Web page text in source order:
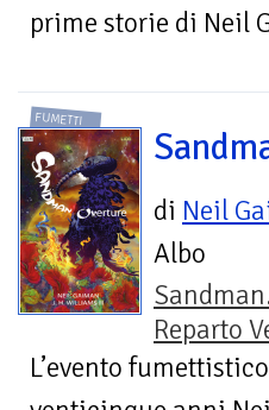
prime storie di Neil
FUMETTI
di Neil
Albo
Reparto
L’evento